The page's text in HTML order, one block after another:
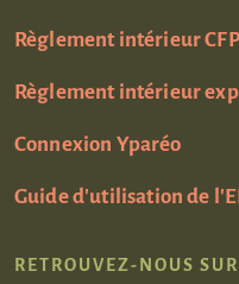
Règlement intérieur
Règlement intérieur
Connexion Yparéo
Guide d'utilisation de
RETROUVEZ-NOUS